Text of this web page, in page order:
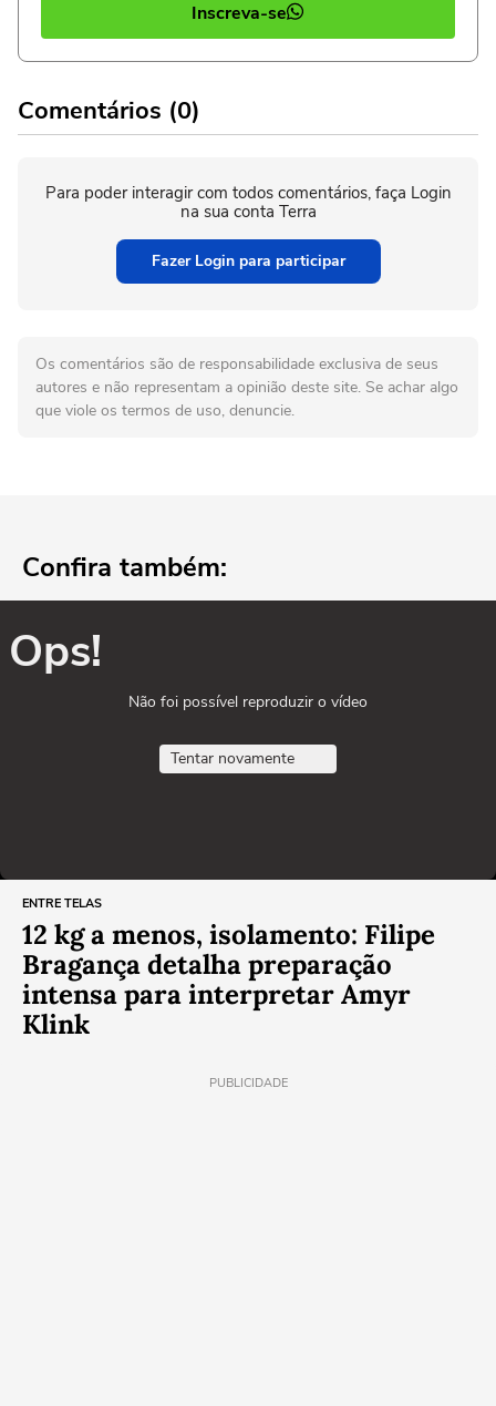
Inscreva-se
Comentários (0)
Para poder interagir com todos comentários, faça Login
na sua conta Terra
Fazer Login para participar
Os comentários são de responsabilidade exclusiva de seus
autores e não representam a opinião deste site. Se achar algo
que viole os termos de uso, denuncie.
Confira também:
Ops!
Não foi possível reproduzir o vídeo
Tentar novamente
ENTRE TELAS
12 kg a menos, isolamento: Filipe
Bragança detalha preparação
intensa para interpretar Amyr
Klink
PUBLICIDADE